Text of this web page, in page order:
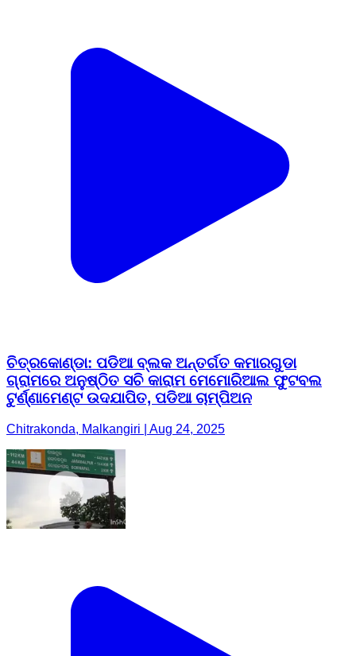
ଚିତ୍ରକୋଣ୍ଡା: ପଡିଆ ବ୍ଲକ ଅନ୍ତର୍ଗତ କମାରଗୁଡା
ଗ୍ରାମରେ ଅନୁଷ୍ଠିତ ସଚି କାରାମ ମେମୋରିଆଲ ଫୁଟବଲ
ଟୁର୍ଣ୍ଣାମେଣ୍ଟ ଉଦଯାପିତ, ପଡିଆ ଚାମ୍ପିଅନ
Chitrakonda, Malkangiri | Aug 24, 2025